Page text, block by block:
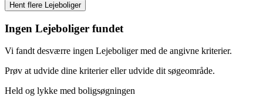
Ingen Lejeboliger fundet
Vi fandt desværre ingen Lejeboliger med de angivne kriterier.
Prøv at udvide dine kriterier eller udvide dit søgeområde.
Held og lykke med boligsøgningen